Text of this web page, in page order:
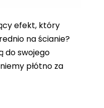
efekt, który
na ścianie?
do swojego
płótno za